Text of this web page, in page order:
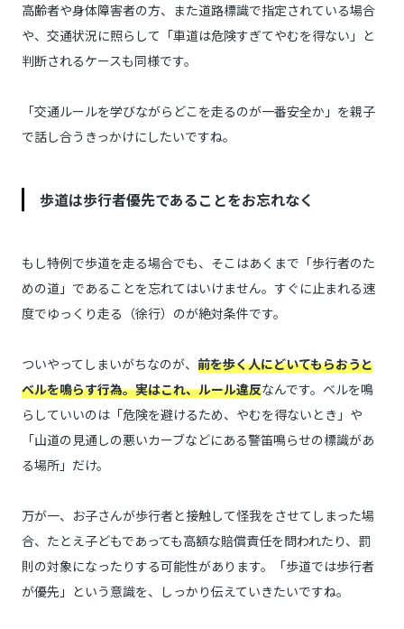
高齢者や身体障害者の方、また道路標識で指定されている場合
や、交通状況に照らして「車道は危険すぎてやむを得ない」と
判断されるケースも同様です。
「交通ルールを学びながらどこを走るのが一番安全か」を親子
で話し合うきっかけにしたいですね。
歩道は歩行者優先であることをお忘れなく
もし特例で歩道を走る場合でも、そこはあくまで「歩行者のた
めの道」であることを忘れてはいけません。すぐに止まれる速
度でゆっくり走る（徐行）のが絶対条件です。
ついやってしまいがちなのが、 前を歩く人にどいてもらおうと
ベルを鳴らす行為。実はこれ、ルール違反なんです。ベルを鳴
らしていいのは「危険を避けるため、やむを得ないとき」や
「山道の見通しの悪いカーブなどにある警笛鳴らせの標識があ
る場所」だけ。
万が一、お子さんが歩行者と接触して怪我をさせてしまった場
合、たとえ子どもであっても高額な賠償責任を問われたり、罰
則の対象になったりする可能性があります。「歩道では歩行者
が優先」という意識を、しっかり伝えていきたいですね。